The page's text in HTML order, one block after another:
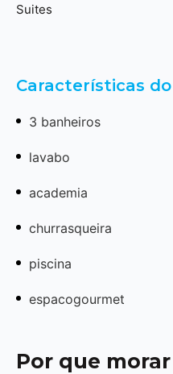
Suites
Características
3 banheiros
lavabo
academia
churrasqueira
piscina
espacogourmet
Por que